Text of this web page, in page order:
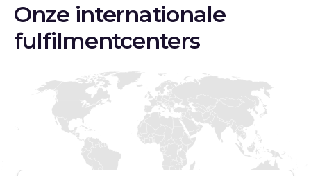
Onze internationale
fulfilmentcenters